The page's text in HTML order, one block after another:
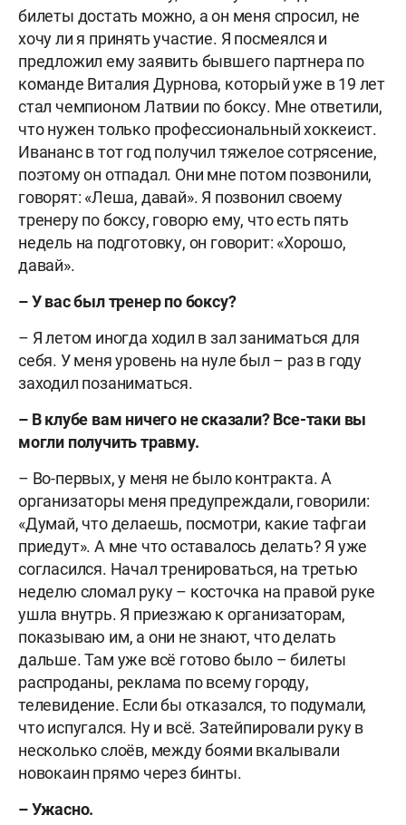
билеты достать можно, а он меня спросил, не
хочу ли я принять участие. Я посмеялся и
предложил ему заявить бывшего партнера по
команде Виталия Дурнова, который уже в 19 лет
стал чемпионом Латвии по боксу. Мне ответили,
что нужен только профессиональный хоккеист.
Ивананс в тот год получил тяжелое сотрясение,
поэтому он отпадал. Они мне потом позвонили,
говорят: «Леша, давай». Я позвонил своему
тренеру по боксу, говорю ему, что есть пять
недель на подготовку, он говорит: «Хорошо,
давай».
– У вас был тренер по боксу?
– Я летом иногда ходил в зал заниматься для
себя. У меня уровень на нуле был – раз в году
заходил позаниматься.
– В клубе вам ничего не сказали? Все-таки вы
могли получить травму.
– Во-первых, у меня не было контракта.А
организаторы меня предупреждали, говорили:
«Думай, что делаешь, посмотри, какие тафгаи
приедут». А мне что оставалось делать? Я уже
согласился. Начал тренироваться, на третью
неделю сломал руку – косточка на правой руке
ушла внутрь. Я приезжаю к организаторам,
показываю им, а они не знают, что делать
дальше. Там уже всё готово было – билеты
распроданы, реклама по всему городу,
телевидение. Если бы отказался, то подумали,
что испугался. Ну и всё. Затейпировали руку в
несколько слоёв, между боями вкалывали
новокаин прямо через бинты.
– Ужасно.